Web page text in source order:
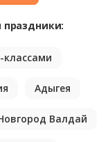
праздники:
Адыгея
Валдай